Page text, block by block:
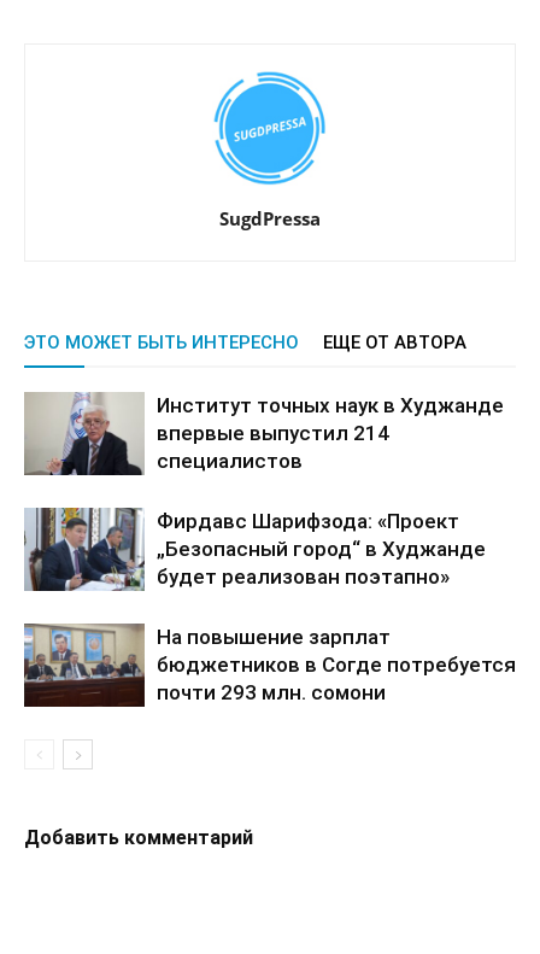
SugdPressa
ЭТО МОЖЕТ БЫТЬ ИНТЕРЕСНО ЕЩЕ ОТ АВТОРА
Институт точных наук в Худжанде
впервые выпустил 214
специалистов
Фирдавс Шарифзода: «Проект
„Безопасный город“ в Худжанде
будет реализован поэтапно»
На повышение зарплат
бюджетников в Согде потребуется
почти 293 млн. сомони
Добавить комментарий